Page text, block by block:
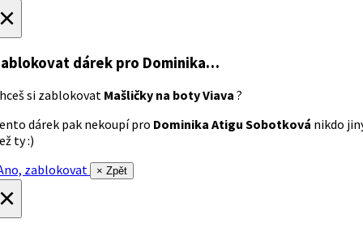
dárek pro Dominika…
si zablokovat Mašličky na boty Viava ?
dárek pak nekoupí pro Dominika Atigu Sobotková nikdo
ty :)
zablokovat
× Zpět